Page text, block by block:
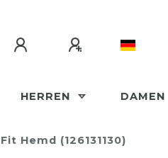
HERREN DAMEN
Hemd (126131130)